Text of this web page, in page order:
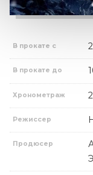
В прокате с
В прокате до
Хронометраж
Режиссер
Продюсер